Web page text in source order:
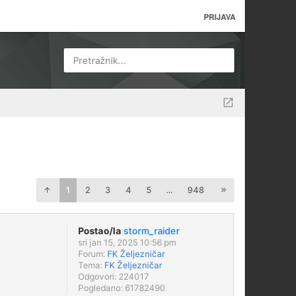
PRIJAVA
Pretražnik...
1 2 3 4 5 ... 948
Postao/la storm_raider
sri jan 15, 2025 10:56 pm
Forum: FK Željezničar
Tema: FK Željezničar
Odgovori: 224017
Pogledano: 61782490